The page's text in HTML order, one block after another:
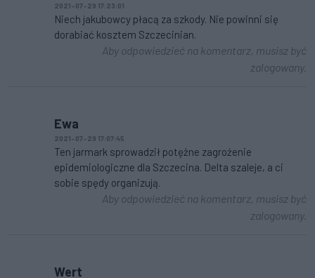
2021-07-29 17:23:01
Niech jakubowcy płacą za szkody. Nie powinni się
dorabiać kosztem Szczecinian.
Aby odpowiedzieć na komentarz, musisz być
zalogowany.
Ewa
2021-07-29 17:07:45
Ten jarmark sprowadził potężne zagrożenie
epidemiologiczne dla Szczecina. Delta szaleje, a ci
sobie spędy organizują.
Aby odpowiedzieć na komentarz, musisz być
zalogowany.
Wert